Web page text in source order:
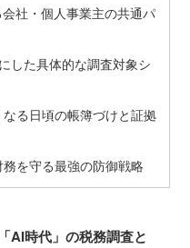
社・個人事業主の共通パ
した具体的な調査対象シ
る日頃の帳簿づけと証拠
を守る最強の防御戦略
AI時代」の税務調査と